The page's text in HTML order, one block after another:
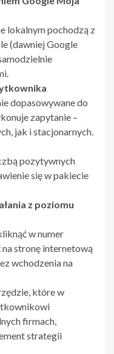
lokalnym pochodzą z
(dawniej Google
dopasowywane do
zapytanie –
jak i stacjonarnych.
pozytywnych
się w pakiecie
z poziomu
w numer
stronę internetową
wchodzenia na
które w
firmach,
strategii